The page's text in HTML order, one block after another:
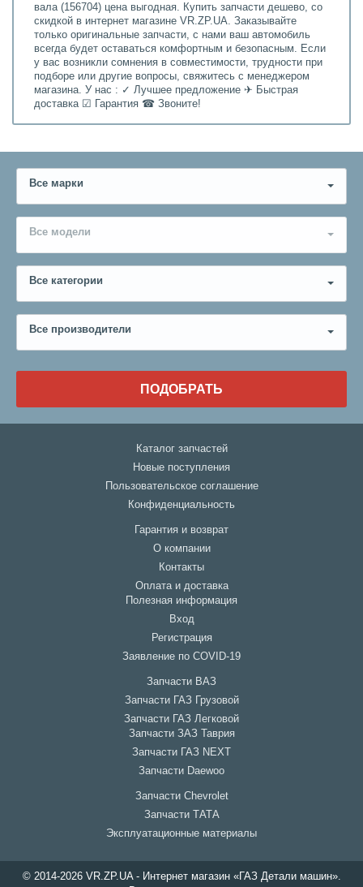
вала (156704) цена выгодная. Купить запчасти дешево, со
скидкой в интернет магазине VR.ZP.UA. Заказывайте
только оригинальные запчасти, с нами ваш автомобиль
всегда будет оставаться комфортным и безопасным. Если
у вас возникли сомнения в совместимости, трудности при
подборе или другие вопросы, свяжитесь с менеджером
магазина. У нас : ✓ Лучшее предложение ✈ Быстрая
доставка ☑ Гарантия ☎ Звоните!
Все марки
Все модели
Все категории
Все производители
ПОДОБРАТЬ
Каталог запчастей
Новые поступления
Пользовательское соглашение
Конфиденциальность
Гарантия и возврат
О компании
Контакты
Оплата и доставка
Полезная информация
Вход
Регистрация
Заявление по COVID-19
Запчасти ВАЗ
Запчасти ГАЗ Грузовой
Запчасти ГАЗ Легковой
Запчасти ЗАЗ Таврия
Запчасти ГАЗ NEXT
Запчасти Daewoo
Запчасти Chevrolet
Запчасти ТАТА
Эксплуатационные материалы
© 2014-2026 VR.ZP.UA - Интернет магазин «ГАЗ Детали машин».